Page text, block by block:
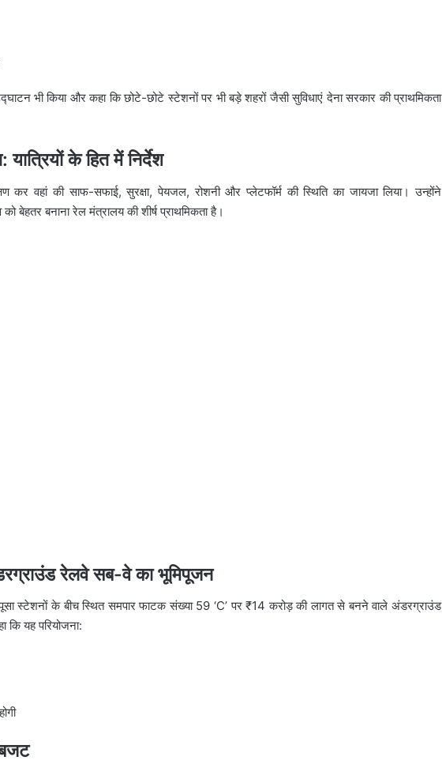
भी किया और कहा कि छोटे-छोटे स्टेशनों पर भी बड़े शहरों जैसी सुविधाएं देना सरकार की प्राथमिकता
यात्रियों के हित में निर्देश
कर वहां की साफ-सफाई, सुरक्षा, पेयजल, रोशनी और प्लेटफॉर्म की स्थिति का जायजा लिया। उन्होंने
बेहतर बनाना रेल मंत्रालय की शीर्ष प्राथमिकता है।
रेलवे सब-वे का भूमिपूजन
स्टेशनों के बीच स्थित समपार फाटक संख्या 59 ‘C’ पर ₹14 करोड़ की लागत से बनने वाले अंडरग्राउंड
यह परियोजना: